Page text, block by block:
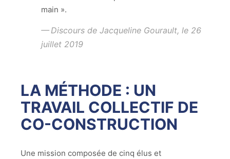
main ».
Discours de Jacqueline Gourault, le 26
juillet 2019
LA MÉTHODE : UN
TRAVAIL COLLECTIF DE
CO-CONSTRUCTION
Une mission composée de cinq élus et